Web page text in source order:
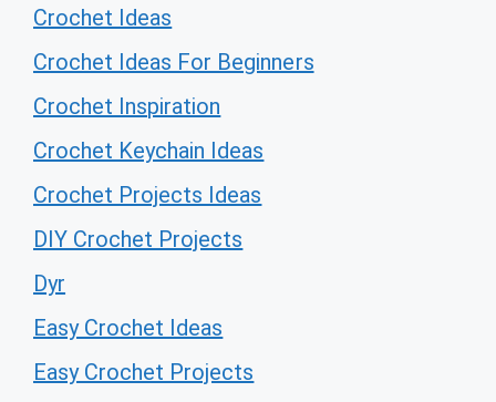
Crochet Ideas
Crochet Ideas For Beginners
Crochet Inspiration
Crochet Keychain Ideas
Crochet Projects Ideas
DIY Crochet Projects
Dyr
Easy Crochet Ideas
Easy Crochet Projects